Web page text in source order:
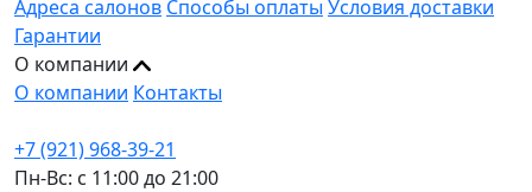
Адреса салонов Способы оплаты Условия доставки
Гарантии
О компании
О компании Контакты
+7 (921) 968-39-21
Пн-Вс: c 11:00 до 21:00